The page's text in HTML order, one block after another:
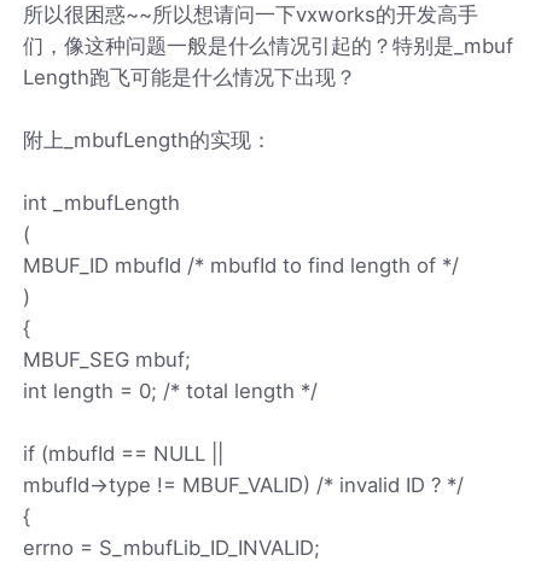
所以很困惑~~所以想请问一下vxworks的开发高手
们，像这种问题一般是什么情况引起的？特别是_mbuf
Length跑飞可能是什么情况下出现？
附上_mbufLength的实现：
int _mbufLength
(
MBUF_ID mbufId /* mbufId to find length of */
)
{
MBUF_SEG mbuf;
int length = 0; /* total length */
if (mbufId == NULL ||
mbufId->type != MBUF_VALID) /* invalid ID ? */
{
errno = S_mbufLib_ID_INVALID;